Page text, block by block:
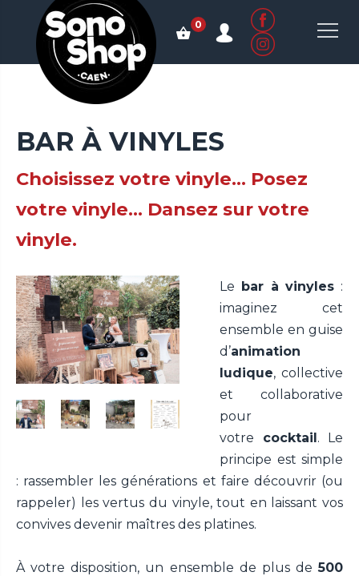
0
BAR À VINYLES
Choisissez votre vinyle... Posez
votre vinyle... Dansez sur votre
vinyle.
Le bar à vinyles :
imaginez cet
ensemble en guise
d’animation
ludique, collective
et collaborative
pour
votre cocktail. Le
principe est simple
: rassembler les générations et faire découvrir (ou
rappeler) les vertus du vinyle, tout en laissant vos
convives devenir maîtres des platines.
À votre disposition, un ensemble de plus de500